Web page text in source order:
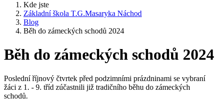
Kde jste
Základní škola T.G.Masaryka Náchod
Blog
Běh do zámeckých schodů 2024
Běh do zámeckých schodů 2024
Poslední říjnový čtvrtek před podzimními prázdninami se vybraní
žáci z 1. - 9. tříd zúčastnili již tradičního běhu do zámeckých
schodů.